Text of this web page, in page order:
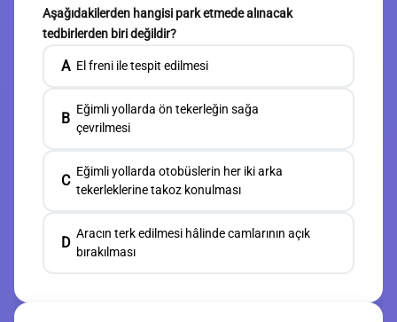
Aşağıdakilerden hangisi park etmede alınacak
tedbirlerden biri değildir?
A El freni ile tespit edilmesi
B
Eğimli yollarda ön tekerleğin sağa
çevrilmesi
C
Eğimli yollarda otobüslerin her iki arka
tekerleklerine takoz konulması
D
Aracın terk edilmesi hâlinde camlarının açık
bırakılması